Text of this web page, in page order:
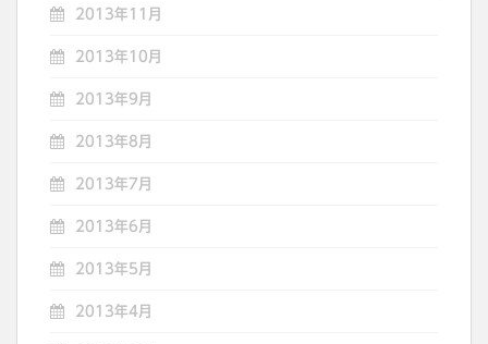
2013年11月
2013年10月
2013年9月
2013年8月
2013年7月
2013年6月
2013年5月
2013年4月